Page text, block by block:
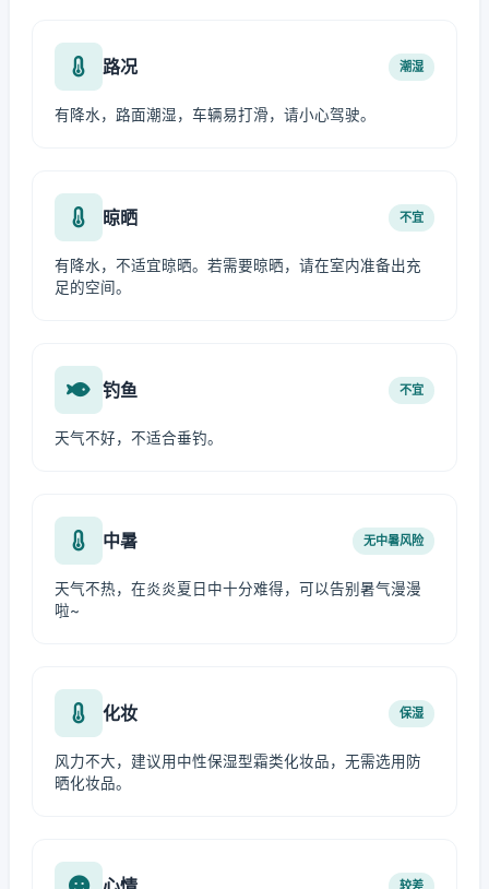
路况 潮湿
有降水，路面潮湿，车辆易打滑，请小心驾驶。
晾晒 不宜
有降水，不适宜晾晒。若需要晾晒，请在室内准备出充
足的空间。
钓鱼 不宜
天气不好，不适合垂钓。
中暑 无中暑风险
天气不热，在炎炎夏日中十分难得，可以告别暑气漫漫
啦~
化妆 保湿
风力不大，建议用中性保湿型霜类化妆品，无需选用防
晒化妆品。
较差